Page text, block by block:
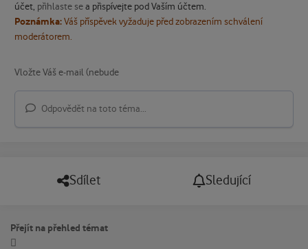
účet, přihlaste sea přispívejte pod Vaším účtem.
Poznámka:Váš příspěvek vyžaduje před zobrazením schválení
moderátorem.
Odpovědět na toto téma...
Sdílet Sledující
Přejít na přehled témat